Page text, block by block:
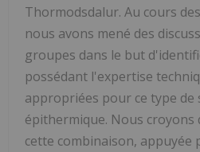
Thormodsdalur. Au cours
nous avons mené des
groupes dans le but
possédant l'expertise
appropriées pour ce type de
épithermique. Nous
cette combinaison, appuyée